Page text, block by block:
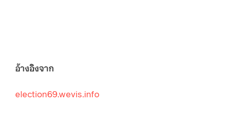
อ้างอิงจาก
election69.wevis.info